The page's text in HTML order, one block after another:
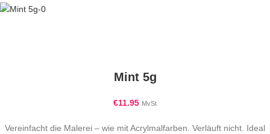
Mint 5g
€11.95 MvSt
Vereinfacht die Malerei – wie mit Acrylmalfarben. Verläuft nicht. Ideal